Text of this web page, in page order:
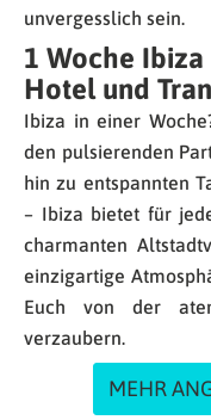
unvergesslich sein.
1 Woche
Hotel und
Ibiza in einer
den pulsierenden
hin zu entspannten
– Ibiza bietet für
charmanten
einzigartige
Euch von der
verzaubern.
MEHR